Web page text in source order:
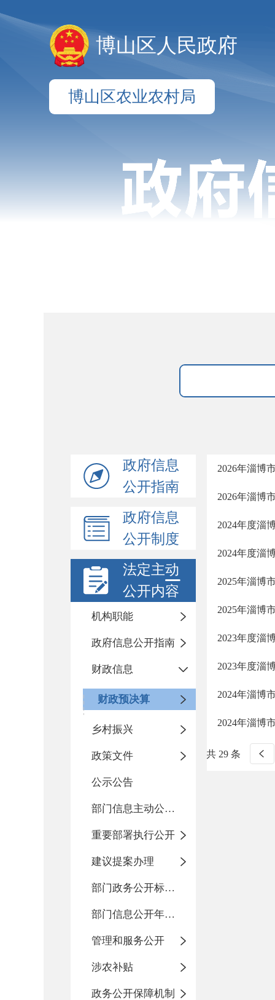
博山区人民政府
博山区农业农村局
政府信息
公开指南
政府信息
公开制度
法定主动
公开内容
机构职能
政府信息公开指南
财政信息
财政预决算
乡村振兴
政策文件
公示公告
部门信息主动公开基本目录
重要部署执行公开
建议提案办理
部门政务公开标准化目录
部门信息公开年度报告
管理和服务公开
涉农补贴
政务公开保障机制
2026年淄博
2026年淄博
2024年度淄
2024年度淄
2025年淄博
2025年淄博
2023年度淄
2023年度淄
2024年淄博
2024年淄博
共 29 条